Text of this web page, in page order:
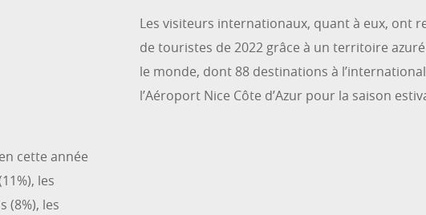
Les visiteurs internationaux, quant à eux, ont
de touristes de 2022 grâce à un territoire
le monde, dont 88 destinations à
l’Aéroport Nice Côte d’Azur pour la saison
cette année
les
(8%), les